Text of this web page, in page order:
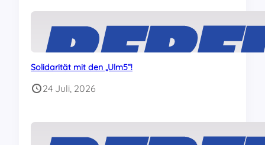
Solidarität mit den „Ulm5“!
24 Juli, 2026